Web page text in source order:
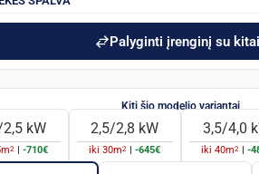
Palyginti įrenginį su
kW
m2 -710€
2,5/2,8 kW
iki30m2 -645€
3,5/4,0
iki40m2 -